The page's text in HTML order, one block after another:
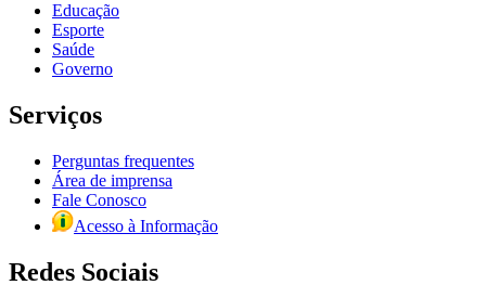
Educação
Esporte
Saúde
Governo
Serviços
Perguntas frequentes
Área de imprensa
Fale Conosco
Acesso à Informação
Redes Sociais